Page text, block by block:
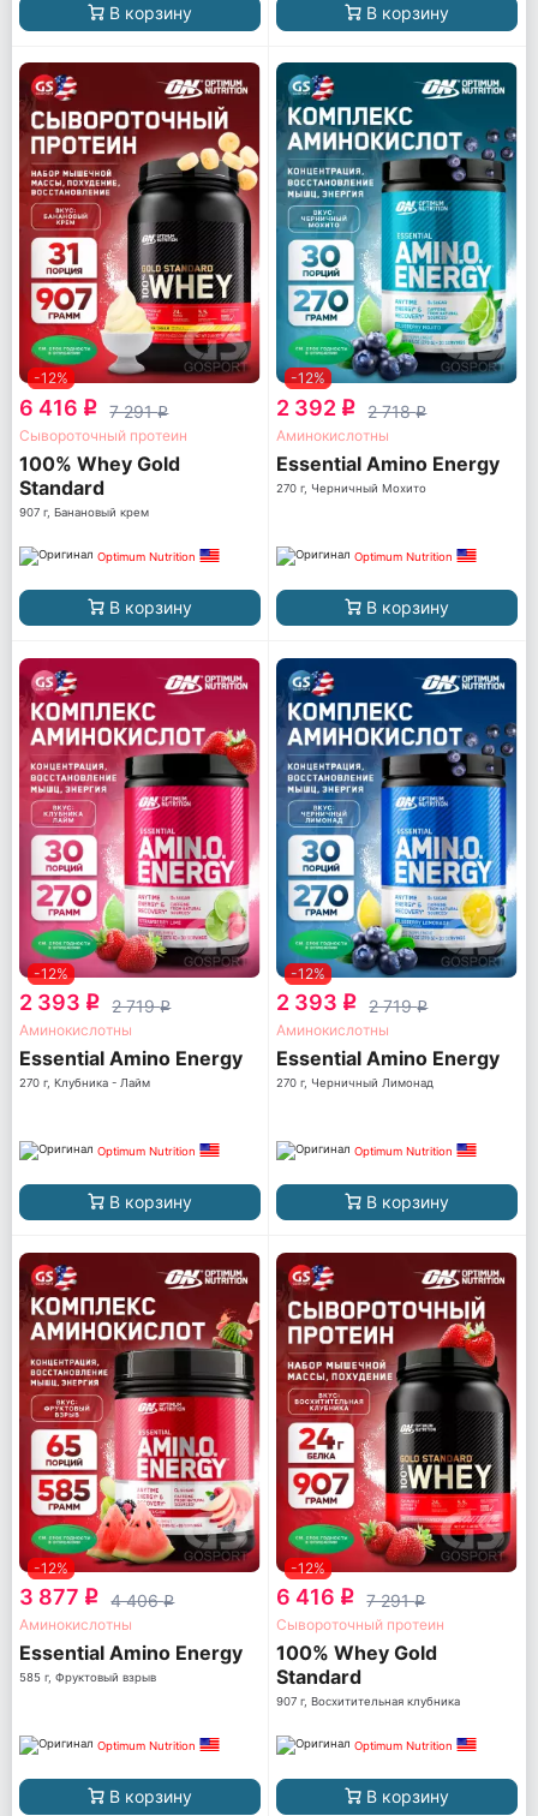
В корзину В корзину
-12%
6 416 q 7 291q
Сывороточный протеин
100% Whey Gold
Standard
907 г, Банановый крем
Optimum Nutrition
В корзину
-12%
2 392 q 2 718q
Аминокислотны
Essential Amino Energy
270 г, Черничный Мохито
Optimum Nutrition
В корзину
-12%
2 393 q 2 719q
Аминокислотны
Essential Amino Energy
270 г, Клубника - Лайм
Optimum Nutrition
В корзину
-12%
2 393 q 2 719q
Аминокислотны
Essential Amino Energy
270 г, Черничный Лимонад
Optimum Nutrition
В корзину
-12%
3 877 q 4 406q
Аминокислотны
Essential Amino Energy
585 г, Фруктовый взрыв
Optimum Nutrition
В корзину
-12%
6 416 q 7 291q
Сывороточный протеин
100% Whey Gold
Standard
907 г, Восхитительная клубника
Optimum Nutrition
В корзину